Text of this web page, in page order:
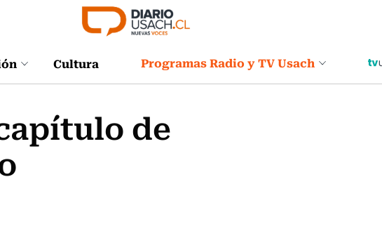
Cultura Programas Radio y TV Usach
de